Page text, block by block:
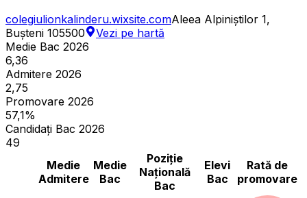
colegiulionkalinderu.wixsite.comAleea Alpiniștilor 1,
Bușteni 105500
Vezi pe hartă
Medie Bac 2026
6,36
Admitere 2026
2,75
Promovare 2026
57,1%
Candidați Bac 2026
49
Medie
Admitere
Medie
Bac
Poziție
Națională
Bac
Elevi
Bac
Rată de
promovare